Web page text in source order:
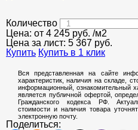
Количество
Цена: от 4 245 руб. /м2
Цена за лист: 5 367 руб.
Купить Купить в 1 клик
Вся представленная на сайте
характеристик, наличия на складе,
информационный, ознакомительный
является публичной офертой,
Гражданского кодекса РФ.
стоимости и наличия товара
электронную почту.
Поделиться: